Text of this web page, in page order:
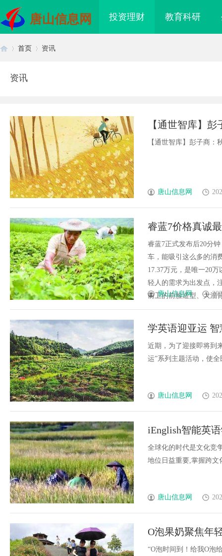
唐山信息网 投资理财 教育科研
首页 资讯
资讯
【通世智库】
【通世智库】彭子商：
唐山信息网
睿蓝7价格真诚
睿蓝7正式发布后20分
车，能吸引这么多的消
17.37万元，是唯一20
轻人的需求为出发点，
前卫的前脸造型、大溜
唐山信息网
学英语迎亚运
近期，为了迎接即将到
运”系列主题活动，使
唐山信息网
iEnglish智能英
全球化的时代是文化竞
地位日益重要,掌握跨文
唐山信息网
O泡果奶聚焦年
“O泡时间到！给我O泡
配眼镜 贝净 AC 国际医疗实验室，标准
发体系全解析